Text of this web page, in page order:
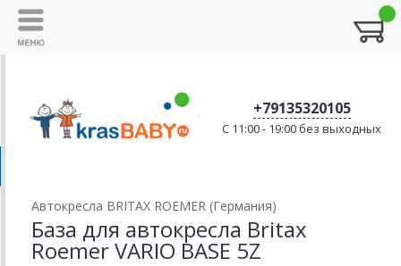
+79135320105
C 11:00 - 19:00 без выходных
Автокресла BRITAX ROEMER (Германия)
База для автокресла Britax
Roemer VARIO BASE 5Z